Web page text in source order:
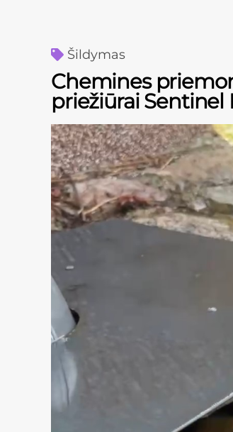
Šildymas
Chemines
priežiūrai Sentinel